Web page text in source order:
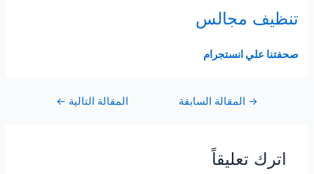
تنظيف مجالس
صحفتنا علي انستجرام
Post
→ المقالة السابقة المقالة التالية ←
اترك تعليقاً